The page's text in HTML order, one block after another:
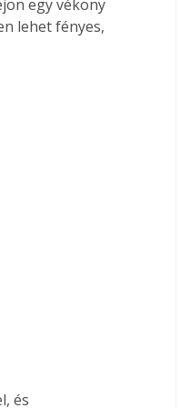
egy vékony
lehet fényes,
és